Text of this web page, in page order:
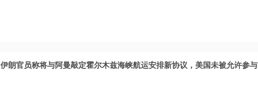
伊朗官员称将与阿曼敲定霍尔木兹海峡航运安排新协议，美国未被允许参与